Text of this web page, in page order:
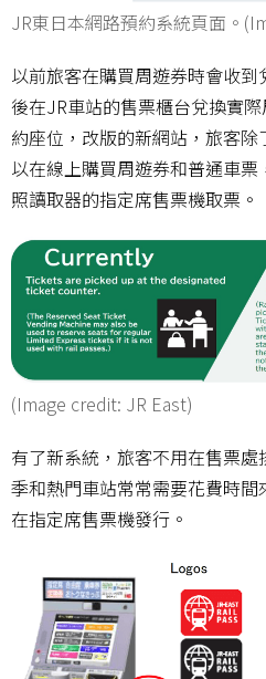
JR東日本網路預約系統頁面。
以前旅客在購買周遊券時會收
後在JR車站的售票櫃台兌換實
約座位，改版的新網站，旅客
以在線上購買周遊券和普通車
照讀取器的指定席售票機取票。
(Image credit: JR East)
有了新系統，旅客不用在售票
季和熱門車站常常需要花費時
在指定席售票機發行。